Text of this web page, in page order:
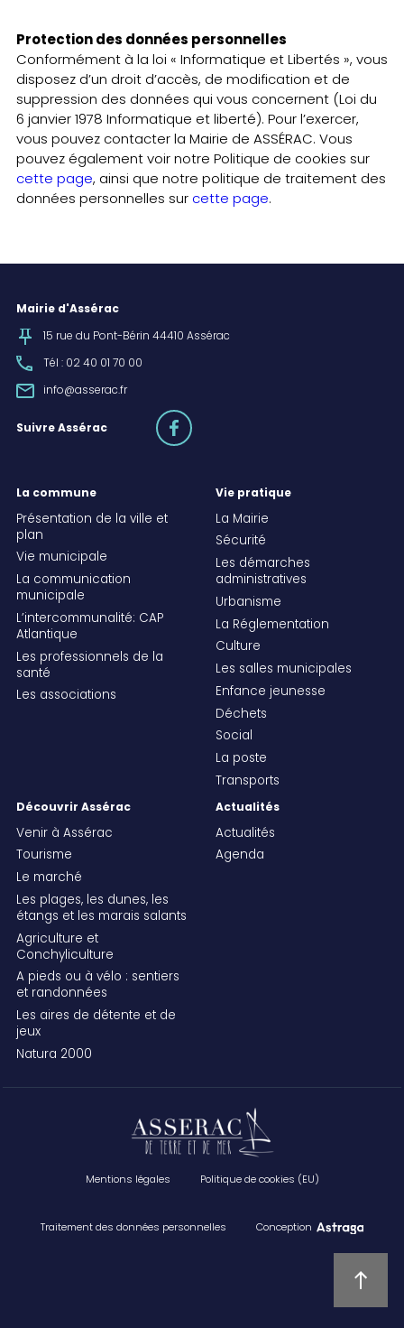
Protection des données personnelles
Conformément à la loi « Informatique et Libertés », vous
disposez d’un droit d’accès, de modification et de
suppression des données qui vous concernent (Loi du
6 janvier 1978 Informatique et liberté). Pour l’exercer,
vous pouvez contacter la Mairie de ASSÉRAC. Vous
pouvez également voir notre Politique de cookies sur
cette page, ainsi que notre politique de traitement des
données personnelles sur cette page.
Mairie d'Assérac
15 rue du Pont-Bérin 44410 Assérac
Tél : 02 40 01 70 00
info@asserac.fr
Suivre Assérac facebook
La commune
Présentation de la ville et
plan
Vie municipale
La communication
municipale
L’intercommunalité: CAP
Atlantique
Les professionnels de la
santé
Les associations
Vie pratique
La Mairie
Sécurité
Les démarches
administratives
Urbanisme
La Réglementation
Culture
Les salles municipales
Enfance jeunesse
Déchets
Social
La poste
Transports
Découvrir Assérac
Venir à Assérac
Tourisme
Le marché
Les plages, les dunes, les
étangs et les marais salants
Agriculture et
Conchyliculture
A pieds ou à vélo : sentiers
et randonnées
Les aires de détente et de
jeux
Natura 2000
Actualités
Actualités
Agenda
Mentions légales Politique de cookies (EU)
Traitement des données personnelles Conception